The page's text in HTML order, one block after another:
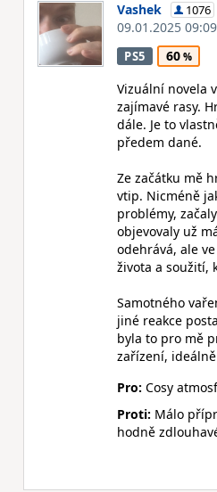
Vashek 1076
09.01.2025 09:09
PS5
60
Vizuální novela
zajímavé rasy.
dále. Je to
předem dané.
Ze začátku mě
vtip. Nicméně
problémy,
objevovaly už
odehrává, ale
života a soužití,
Samotného
jiné reakce
byla to pro mě
zařízení,
Pro: Cosy
Proti: Málo
hodně